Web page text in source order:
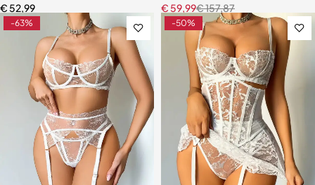
€ 52,99
€157,87
€ 59,99
-63% -50%